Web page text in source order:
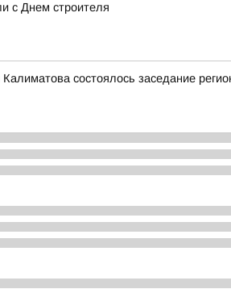
с Днем строителя
состоялось заседание